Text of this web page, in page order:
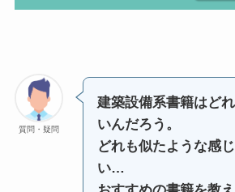
質問・疑問
建築設備系書籍はど
いんだろう。
どれも似たような感
い…